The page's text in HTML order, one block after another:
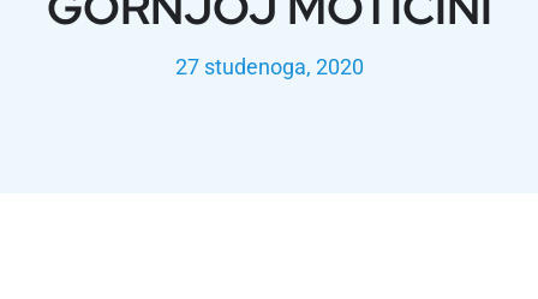
27 studenoga, 2020